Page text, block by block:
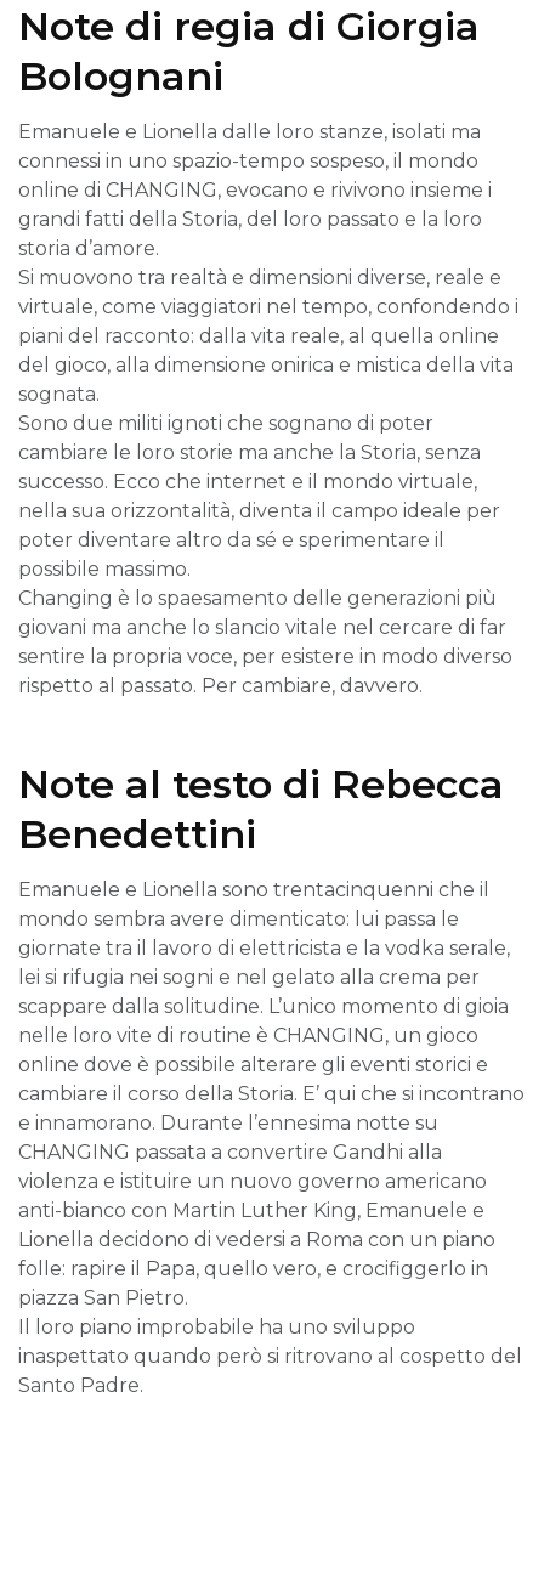
Note di regia di Giorgia
Bolognani
Emanuele e Lionella dalle loro stanze, isolati ma
connessi in uno spazio-tempo sospeso, il mondo
online di CHANGING, evocano e rivivono insieme i
grandi fatti della Storia, del loro passato e la loro
storia d’amore.
Si muovono tra realtà e dimensioni diverse, reale e
virtuale, come viaggiatori nel tempo, confondendo i
piani del racconto: dalla vita reale, al quella online
del gioco, alla dimensione onirica e mistica della vita
sognata.
Sono due militi ignoti che sognano di poter
cambiare le loro storie ma anche la Storia, senza
successo. Ecco che internet e il mondo virtuale,
nella sua orizzontalità, diventa il campo ideale per
poter diventare altro da sé e sperimentare il
possibile massimo.
Changing è lo spaesamento delle generazioni più
giovani ma anche lo slancio vitale nel cercare di far
sentire la propria voce, per esistere in modo diverso
rispetto al passato. Per cambiare, davvero.
Note al testo di Rebecca
Benedettini
Emanuele e Lionella sono trentacinquenni che il
mondo sembra avere dimenticato: lui passa le
giornate tra il lavoro di elettricista e la vodka serale,
lei si rifugia nei sogni e nel gelato alla crema per
scappare dalla solitudine. L’unico momento di gioia
nelle loro vite di routine è CHANGING, un gioco
online dove è possibile alterare gli eventi storici e
cambiare il corso della Storia. E’ qui che si incontrano
e innamorano. Durante l’ennesima notte su
CHANGING passata a convertire Gandhi alla
violenza e istituire un nuovo governo americano
anti-bianco con Martin Luther King, Emanuele e
Lionella decidono di vedersi a Roma con un piano
folle: rapire il Papa, quello vero, e crocifiggerlo in
piazza San Pietro.
Il loro piano improbabile ha uno sviluppo
inaspettato quando però si ritrovano al cospetto del
Santo Padre.